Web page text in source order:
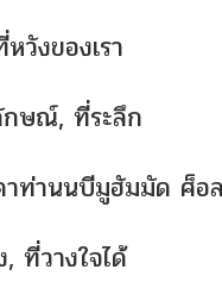
วังของเรา
กษณ์, ที่ระลึก
าท่านนบีมูฮัมมัด ศ็อ
ที่วางใจได้